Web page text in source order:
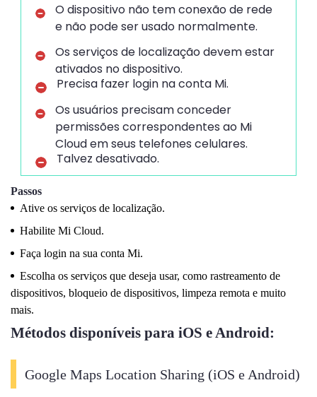
O dispositivo não tem conexão de rede
e não pode ser usado normalmente.
Os serviços de localização devem estar
ativados no dispositivo.
Precisa fazer login na conta Mi.
Os usuários precisam conceder
permissões correspondentes ao Mi
Cloud em seus telefones celulares.
Talvez desativado.
Passos
Ative os serviços de localização.
Habilite Mi Cloud.
Faça login na sua conta Mi.
Escolha os serviços que deseja usar, como rastreamento de
dispositivos, bloqueio de dispositivos, limpeza remota e muito
mais.
Métodos disponíveis para iOS e Android:
Google Maps Location Sharing (iOS e Android)